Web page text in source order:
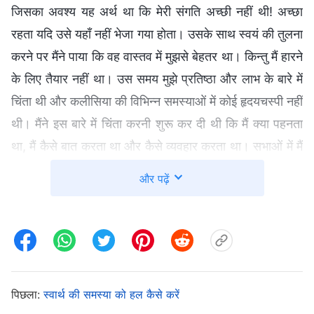
जिसका अवश्य यह अर्थ था कि मेरी संगति अच्छी नहीं थी! अच्छा
रहता यदि उसे यहाँ नहीं भेजा गया होता। उसके साथ स्वयं की तुलना
करने पर मैंने पाया कि वह वास्तव में मुझसे बेहतर था। किन्तु मैं हारने
के लिए तैयार नहीं था। उस समय मुझे प्रतिष्ठा और लाभ के बारे में
चिंता थी और कलीसिया की विभिन्न समस्याओं में कोई हृदयचस्पी नहीं
थी। मैंने इस बारे में चिंता करनी शुरू कर दी थी कि मैं क्या पहनता
था, मैं कैसे बात करता था और कैसे व्यवहार करता था। सभाओं में मैं
सहभागी मेरे बारे में क्या सोचता है। मैं एक ग़लत स्थिति में रहता था
खो चुका था। कुछ ही समय के बाद, मुझे बदल दिया गया। जब मैंने
और पढ़ें
पिछला:स्वार्थ की समस्या को हल कैसे करें